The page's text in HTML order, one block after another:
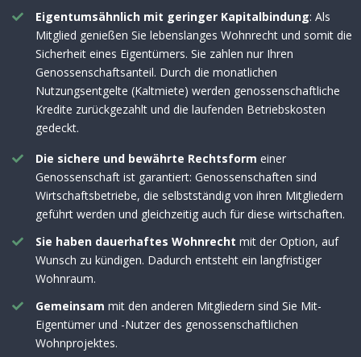
Eigentumsähnlich mit geringer Kapitalbindung: Als
Mitglied genießen Sie lebenslanges Wohnrecht und somit die
Sicherheit eines Eigentümers. Sie zahlen nur Ihren
Genossenschaftsanteil. Durch die monatlichen
Nutzungsentgelte (Kaltmiete) werden genossenschaftliche
Kredite zurückgezahlt und die laufenden Betriebskosten
gedeckt.
Die sichere und bewährte Rechtsform einer
Genossenschaft ist garantiert: Genossenschaften sind
Wirtschaftsbetriebe, die selbstständig von ihren Mitgliedern
geführt werden und gleichzeitig auch für diese wirtschaften.
Sie haben dauerhaftes Wohnrecht mit der Option, auf
Wunsch zu kündigen. Dadurch entsteht ein langfristiger
Wohnraum.
Gemeinsam mit den anderen Mitgliedern sind Sie Mit-
Eigentümer und -Nutzer des genossenschaftlichen
Wohnprojektes.